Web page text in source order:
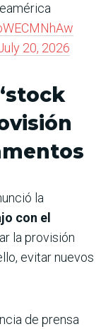
20, 2026
la
con el
la provisión
evitar nuevos
de prensa